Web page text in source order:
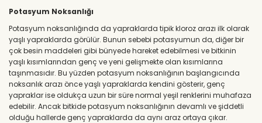
Potasyum Noksanlığı
Potasyum noksanlığında da yapraklarda tipik kloroz arazı ilk olarak
yaşlı yapraklarda görülür. Bunun sebebi potasyumun da, diğer bir
çok besin maddeleri gibi bünyede hareket edebilmesi ve bitkinin
yaşlı kısımlarından genç ve yeni gelişmekte olan kısımlarına
taşınmasıdır. Bu yüzden potasyum noksanlığının başlangıcında
noksanlık arazı önce yaşlı yapraklarda kendini gösterir, genç
yapraklar ise oldukça uzun bir süre normal yeşil renklerini muhafaza
edebilir. Ancak bitkide potasyum noksanlığının devamlı ve şiddetli
olduğu hallerde genç yapraklarda da aynı araz ortaya çıkar.